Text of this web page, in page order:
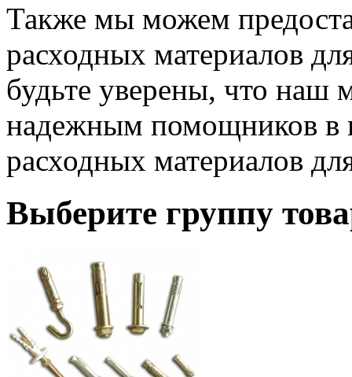
Также мы можем
расходных материалов
будьте уверены, что наш
надежным помощников в
расходных материалов
Выберите группу